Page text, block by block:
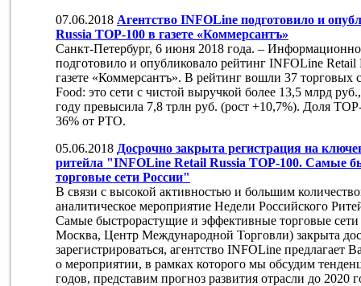
07.06.2018 Агентство INFOLine подготовило и
Russia TOP-100 в газете «Коммерсантъ»
Санкт-Петербург, 6 июня 2018 года. –
подготовило и опубликовало рейтинг INFOLine Retail
газете «Коммерсантъ». В рейтинг вошли 37 торговых
Food: это сети с чистой выручкой более 13,5 млрд
году превысила 7,8 трлн руб. (рост +10,7%). Доля
36% от РТО.
05.06.2018 Досрочно закрыта регистрация на
ритейла "INFOLine Retail Russia TOP-100. Самые
торговые сети России"
В связи с высокой активностью и большим
аналитическое мероприятие Недели Российского
Самые быстрорастущие и эффективные торговые
Москва, Центр Международной Торговли) закрыта
зарегистрироваться, агентство INFOLine предлагает
о мероприятии, в рамках которого мы обсудим
годов, представим прогноз развития отрасли до 2020